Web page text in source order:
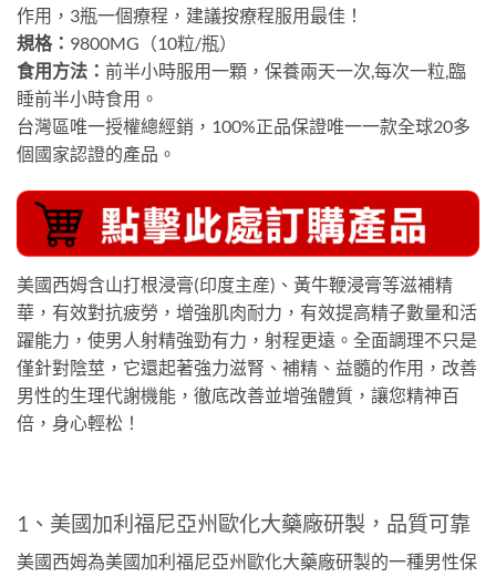
作用，3瓶一個療程，建議按療程服用最佳！
規格： 9800MG（10粒/瓶）
食用方法： 前半小時服用一顆，保養兩天一次,每次一粒,臨
睡前半小時食用。
台灣區唯一授權總經銷，100%正品保證唯一一款全球20多
個國家認證的產品。
美國西姆含山打根浸膏(印度主産)、黃牛鞭浸膏等滋補精
華，有效對抗疲勞，增強肌肉耐力，有效提高精子數量和活
躍能力，使男人射精強勁有力，射程更遠。全面調理不只是
僅針對陰莖，它還起著強力滋腎、補精、益髓的作用，改善
男性的生理代謝機能，徹底改善並增強體質，讓您精神百
倍，身心輕松！
1、美國加利福尼亞州歐化大藥廠研製，品質可靠
美國西姆為美國加利福尼亞州歐化大藥廠研製的一種男性保